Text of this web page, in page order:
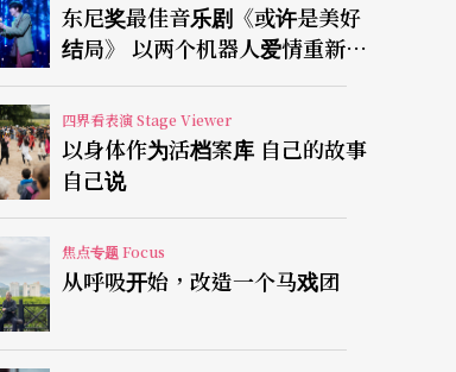
东尼奖最佳音乐剧《或许是美好
结局》 以两个机器人爱情重新凝
视有限人生
四界看表演 Stage Viewer
以身体作为活档案库 自己的故事
自己说
焦点专题 Focus
从呼吸开始，改造一个马戏团